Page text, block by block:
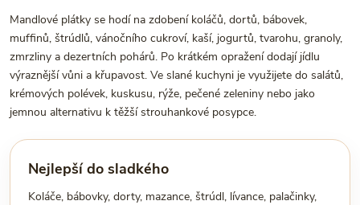
Mandlové plátky se hodí na zdobení koláčů, dortů, bábovek,
muffinů, štrúdlů, vánočního cukroví, kaší, jogurtů, tvarohu, granoly,
zmrzliny a dezertních pohárů. Po krátkém opražení dodají jídlu
výraznější vůni a křupavost. Ve slané kuchyni je využijete do salátů,
krémových polévek, kuskusu, rýže, pečené zeleniny nebo jako
jemnou alternativu k těžší strouhankové posypce.
Nejlepší do sladkého
Koláče, bábovky, dorty, mazance, štrúdl, lívance, palačinky,